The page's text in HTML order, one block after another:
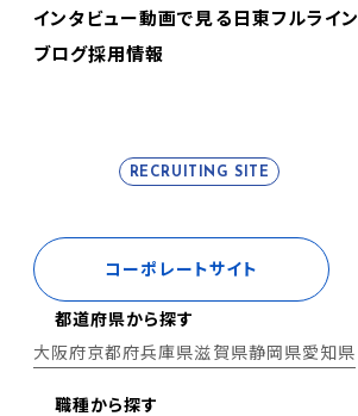
インタビュー動画で見る日東フルライン
ブログ採用情報
RECRUITING SITE
コーポレートサイト
都道府県から探す
大阪府京都府兵庫県滋賀県静岡県愛知県
職種から探す